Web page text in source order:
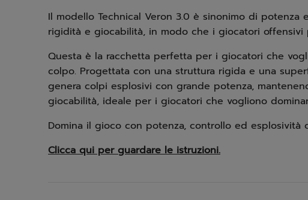
Il modello Technical Veron 3.0 è sinonimo di potenza
rigidità e giocabilità, in modo che i giocatori
Questa è la racchetta perfetta per i giocatori che
colpo. Progettata con una struttura rigida e una
genera colpi esplosivi con grande potenza,
giocabilità, ideale per i giocatori che vogliono
Domina il gioco con potenza, controllo ed esplosività
Clicca qui per guardare le istruzioni.